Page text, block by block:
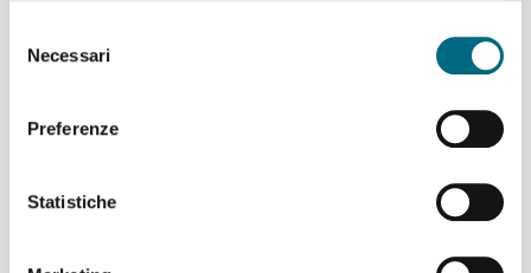
delNecessari
Preferenze
Statistiche
Linee AMT per l’incontro di calcio Genoa – Deportivo La
domenica 9 agosto
Linee 704, 705, 750, 798, 861, 864, 865 e 945 –
Linea 825 – Da giovedì 6 agosto servizio regolare